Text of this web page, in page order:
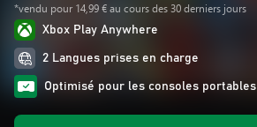
*vendu pour 14,99 € au cours des 30 derniers jours
Xbox Play Anywhere
2 Langues prises en charge
Optimisé pour les consoles portables